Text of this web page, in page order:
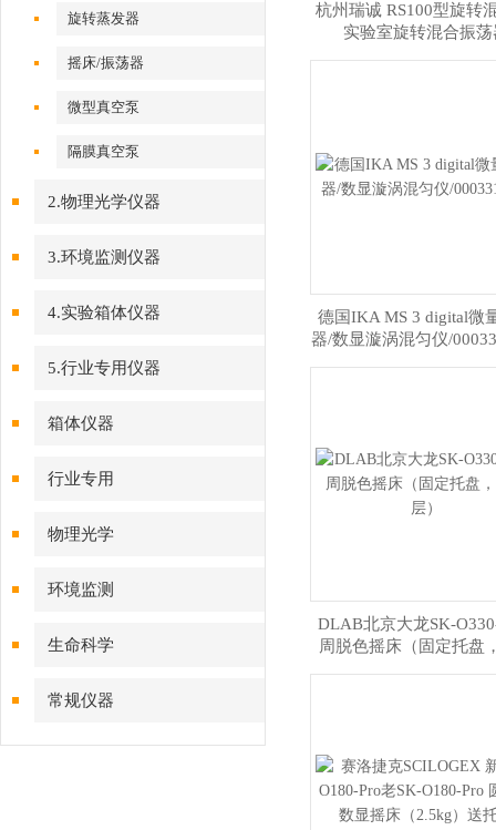
旋转蒸发器
摇床/振荡器
微型真空泵
隔膜真空泵
2.物理光学仪器
3.环境监测仪器
4.实验箱体仪器
5.行业专用仪器
箱体仪器
行业专用
物理光学
环境监测
生命科学
常规仪器
杭州瑞诚 RS100型旋转
实验室旋转混合振荡
德国IKA MS 3 digital微
器/数显漩涡混匀仪/
DLAB北京大龙SK-
周脱色摇床（固定托盘